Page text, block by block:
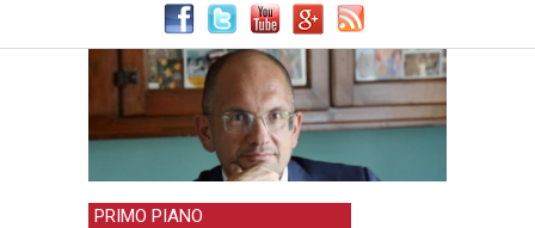
PRIMO PIANO